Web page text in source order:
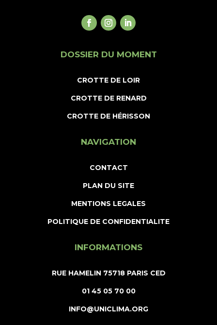
DOSSIER DU MOMENT
CROTTE DE LOIR
CROTTE DE RENARD
CROTTE DE HÉRISSON
NAVIGATION
CONTACT
PLAN DU SITE
MENTIONS LEGALES
POLITIQUE DE CONFIDENTIALITE
INFORMATIONS
RUE HAMELIN 75718 PARIS CED
01 45 05 70 00
INFO@UNICLIMA.ORG